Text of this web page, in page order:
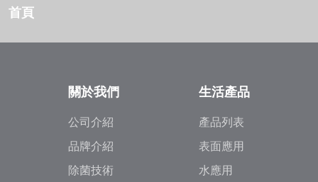
首頁
關於我們
公司介紹
品牌介紹
除菌技術
生活產品
產品列表
表面應用
水應用